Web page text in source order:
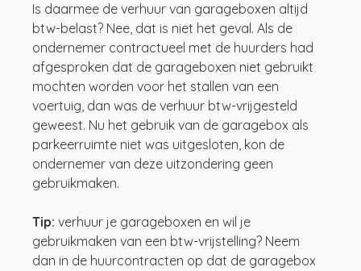
Is daarmee de verhuur van garageboxen altijd
btw-belast? Nee, dat is niet het geval. Als de
ondernemer contractueel met de huurders had
afgesproken dat de garageboxen niet gebruikt
mochten worden voor het stallen van een
voertuig, dan was de verhuur btw-vrijgesteld
geweest. Nu het gebruik van de garagebox als
parkeerruimte niet was uitgesloten, kon de
ondernemer van deze uitzondering geen
gebruikmaken.
Tip: verhuur je garageboxen en wil je
gebruikmaken van een btw-vrijstelling? Neem
dan in de huurcontracten op dat de garagebox